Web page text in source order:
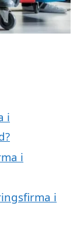
i
i
i